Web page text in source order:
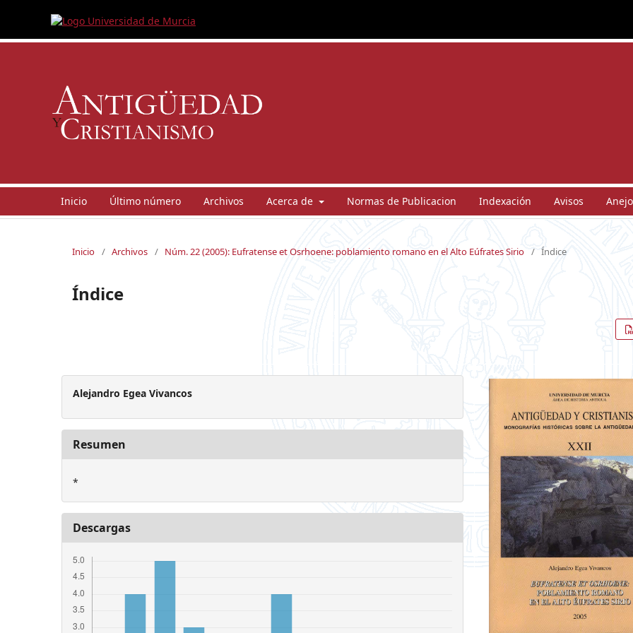
Inicio Último número Archivos Acerca de Normas de Publicacion Indexación Avisos
Inicio / Archivos / Núm. 22 (2005): Eufratense et Osrhoene: poblamiento romano en el Alto Eúfrates Sirio / Índice
Índice
Alejandro Egea Vivancos
Resumen
*
Descargas